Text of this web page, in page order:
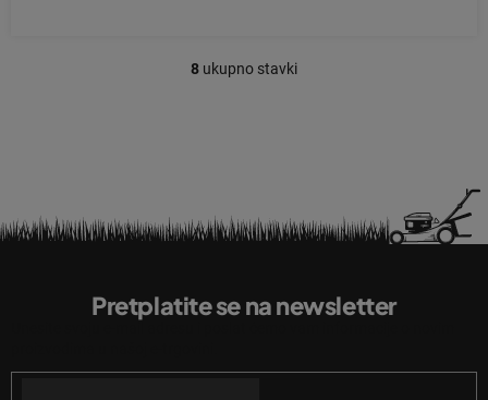
K
l
e
s
a
8 ukupno stavki
o
Pretplatite se na newsletter